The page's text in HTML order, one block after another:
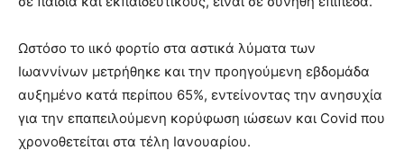
Ωστόσο το ιικό φορτίο στα αστικά λύματα των
Ιωαννίνων μετρήθηκε και την προηγούμενη εβδομάδα
αυξημένο κατά περίπου 65%, εντείνοντας την ανησυχία
για την επαπειλούμενη κορύφωση ιώσεων και Covid που
χρονοθετείται στα τέλη Ιανουαρίου.